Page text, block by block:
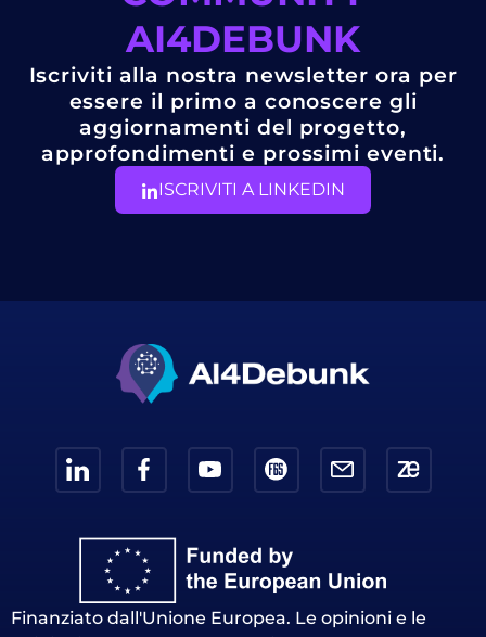
AI4DEBUNK
Iscriviti alla nostra newsletter ora per
essere il primo a conoscere gli
aggiornamenti del progetto,
approfondimenti e prossimi eventi.
ISCRIVITI A LINKEDIN
Finanziato dall'Unione Europea. Le opinioni e le